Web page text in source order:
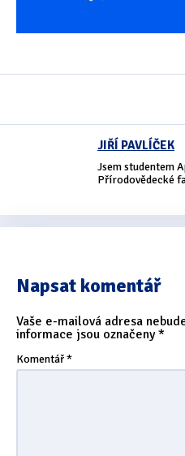
Oficiální materiály(57)
Pracuji sluchem a hmatem
Pracuji zrakem(456)
Software(503)
Běžný software (284)
JIŘÍ PAVLÍČEK
Jsem studentem
Přírodovědecké
Napsat komentář
Vaše e-mailová adresa
informace jsou označeny*
Komentář*